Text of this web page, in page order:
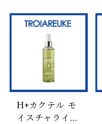
H+カクテル モ
イスチャライジ